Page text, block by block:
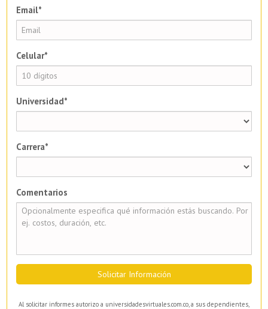
Email*
Celular*
Universidad*
Carrera*
Comentarios
Solicitar Información
Al solicitar informes autorizo a universidadesvirtuales.com.co, a sus dependientes,